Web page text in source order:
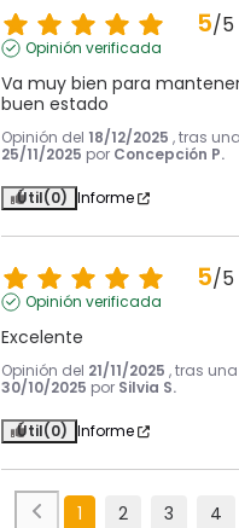
5/5
Opinión verificada
Va muy bien para
buen estado
Opinión del 18/12/2025 , tras
25/11/2025 por Concepción P.
Útil(0) Informe
5/5
Opinión verificada
Excelente
Opinión del 21/11/2025 , tras
30/10/2025 por Silvia S.
Útil(0) Informe
1 2 3 4